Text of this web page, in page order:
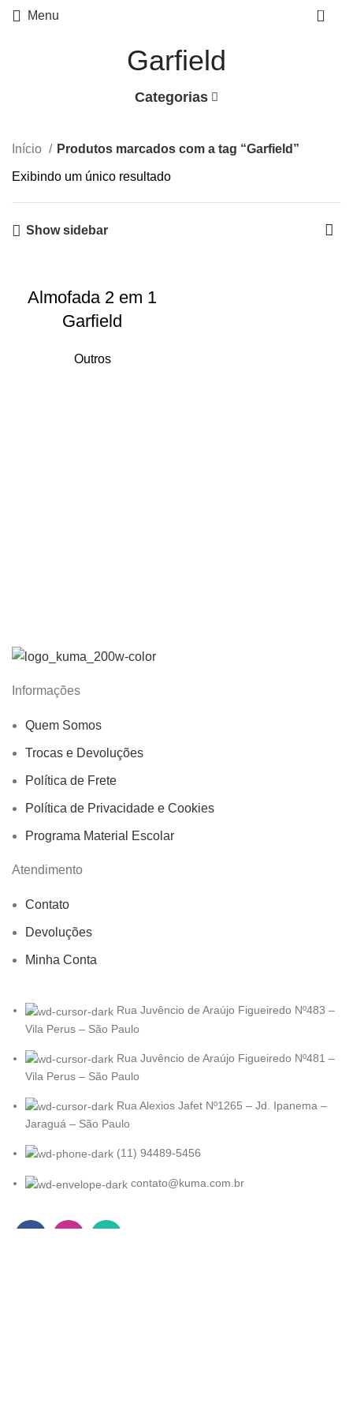
Menu 0
Garfield
Categorias
Início Produtos marcados com a tag “Garfield”
Exibindo um único resultado
Show sidebar
Almofada 2 em 1
Garfield
Outros
Informações
Quem Somos
Trocas e Devoluções
Política de Frete
Política de Privacidade e Cookies
Programa Material Escolar
Atendimento
Contato
Devoluções
Minha Conta
Rua Juvêncio de Araújo Figueiredo Nº483 –
Vila Perus – São Paulo
Rua Juvêncio de Araújo Figueiredo Nº481 –
Vila Perus – São Paulo
Rua Alexios Jafet Nº1265 – Jd. Ipanema –
Jaraguá – São Paulo
(11) 94489-5456
contato@kuma.com.br